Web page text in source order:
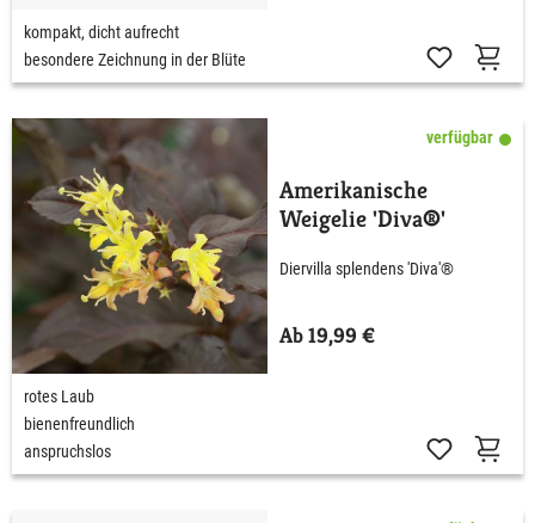
kompakt, dicht aufrecht
besondere Zeichnung in der Blüte
verfügbar
Amerikanische
Weigelie 'Diva®'
Diervilla splendens 'Diva'®
Ab 19,99 €
rotes Laub
bienenfreundlich
anspruchslos